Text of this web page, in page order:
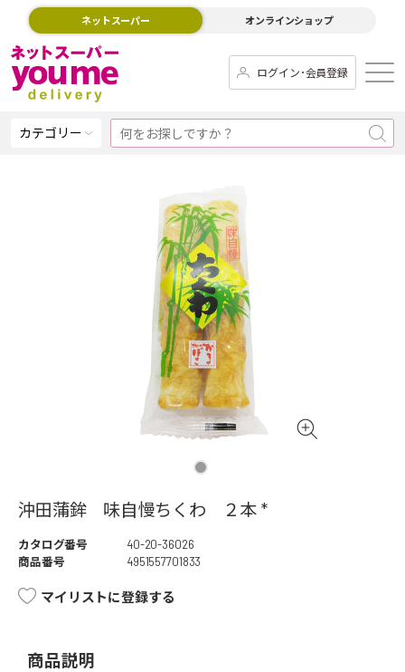
ネットスーパー オンラインショップ
ログイン･会員登録
カテゴリー
沖田蒲鉾 味自慢ちくわ ２本 *
カタログ番号
40-20-36026
商品番号
4951557701833
マイリストに登録する
商品説明